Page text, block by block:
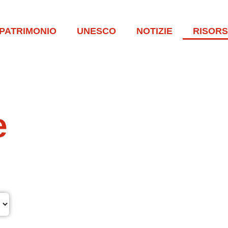
PATRIMONIO UNESCO NOTIZIE